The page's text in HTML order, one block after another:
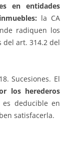
en entidades
la CA
radiquen los
del art. 314.2 del
Sucesiones. El
los herederos
deducible en
satisfacerla.